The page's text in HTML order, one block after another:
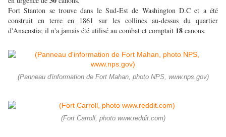
Fort Stanton se trouve dans le Sud-Est de Washington D.C et a été
construit en terre en 1861 sur les collines au-dessus du quartier
d'Anacostia; il n'a jamais été utilisé au combat et comptait 18 canons.
(Panneau d'information de Fort Mahan, photo NPS, www.nps.gov)
(Fort Carroll, photo www.reddit.com)